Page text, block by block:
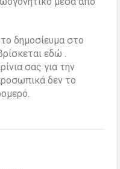
το δημοσίευμα στο
εδώ .
σας για την
δεν το